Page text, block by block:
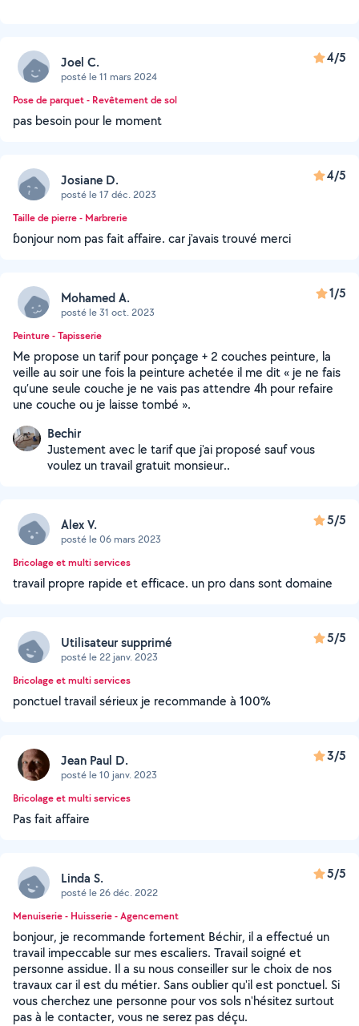
Joel C.
posté le 11 mars 2024
4/5
Pose de parquet - Revêtement de sol
pas besoin pour le moment
Josiane D.
posté le 17 déc. 2023
4/5
Taille de pierre - Marbrerie
ɓonjour nom pas fait affaire. car j'avais trouvé merci
Mohamed A.
posté le 31 oct. 2023
1/5
Peinture - Tapisserie
Me propose un tarif pour ponçage + 2 couches peinture, la
veille au soir une fois la peinture achetée il me dit « je ne fais
qu’une seule couche je ne vais pas attendre 4h pour refaire
une couche ou je laisse tombé ».
Bechir
Justement avec le tarif que j'ai proposé sauf vous
voulez un travail gratuit monsieur..
Alex V.
posté le 06 mars 2023
5/5
Bricolage et multi services
travail propre rapide et efficace. un pro dans sont domaine
Utilisateur supprimé
posté le 22 janv. 2023
5/5
Bricolage et multi services
ponctuel travail sérieux je recommande à 100%
Jean Paul D.
posté le 10 janv. 2023
3/5
Bricolage et multi services
Pas fait affaire
Linda S.
posté le 26 déc. 2022
5/5
Menuiserie - Huisserie - Agencement
bonjour, je recommande fortement Béchir, il a effectué un
travail impeccable sur mes escaliers. Travail soigné et
personne assidue. Il a su nous conseiller sur le choix de nos
travaux car il est du métier. Sans oublier qu'il est ponctuel. Si
vous cherchez une personne pour vos sols n'hésitez surtout
pas à le contacter, vous ne serez pas déçu.